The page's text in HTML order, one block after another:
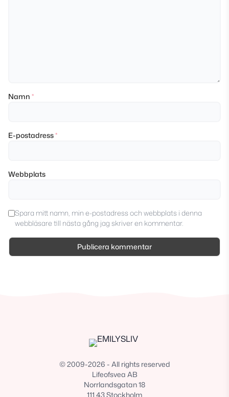
Namn *
E-postadress*
Webbplats
Spara mitt namn, min e-postadress och webbplats i denna
webbläsare till nästa gång jag skriver en kommentar.
© 2009-2026 - All rights reserved
Lifeofsvea AB
Norrlandsgatan 18
111 43 Stockholm